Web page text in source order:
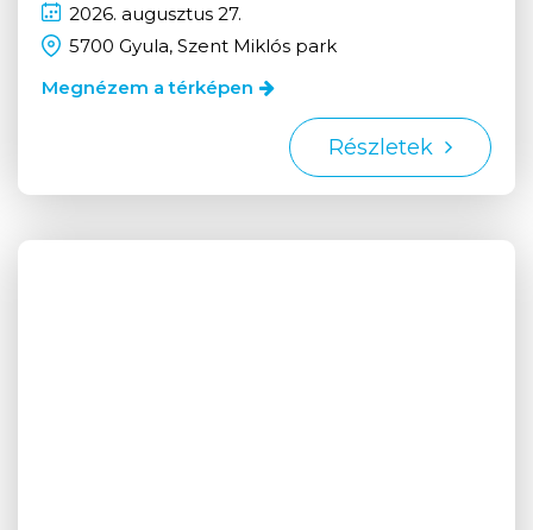
2026. augusztus 27.
5700 Gyula, Szent Miklós park
Megnézem a térképen
Részletek